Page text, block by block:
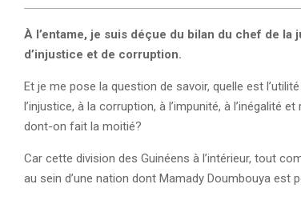
À l’entame, je suis déçue du bilan du chef de
d’injustice et de corruption.
Et je me pose la question de savoir, quelle est
l’injustice, à la corruption, à l’impunité, à l’inégalité
dont-on fait la moitié?
Car cette division des Guinéens à l’intérieur, tout
au sein d’une nation dont Mamady Doumbouya est